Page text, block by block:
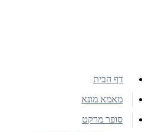
דף הבית
מאמא מונא
סופר מרקט